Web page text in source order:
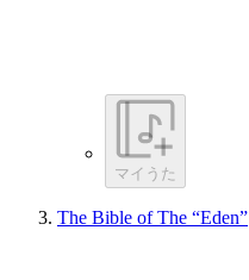
マイうた
The Bible of The “Eden”